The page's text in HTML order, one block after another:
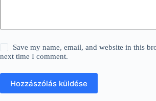
Save my name, email, and website in this
next time I comment.
Hozzászólás küldése